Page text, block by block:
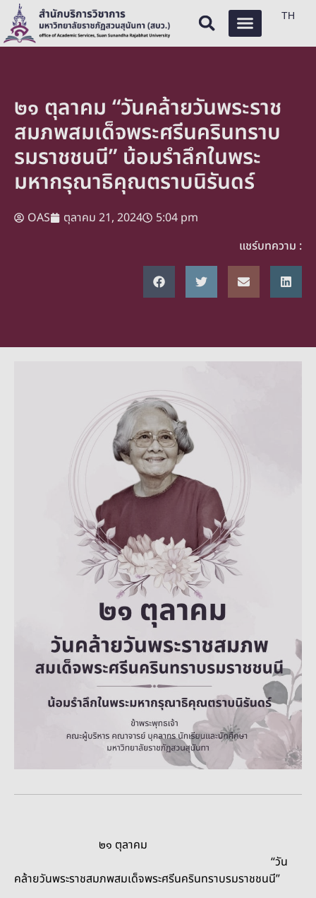
TH
๒๑ ตุลาคม “วันคล้ายวันพระราช
สมภพสมเด็จพระศรีนครินทราบ
รมราชชนนี” น้อมรำลึกในพระ
มหากรุณาธิคุณตราบนิรันดร์
OAS ตุลาคม 21, 2024
5:04 pm
แชร์บทความ :
๒๑ ตุลาคม
“วัน
คล้ายวันพระราชสมภพสมเด็จพระศรีนครินทราบรมราชชนนี”